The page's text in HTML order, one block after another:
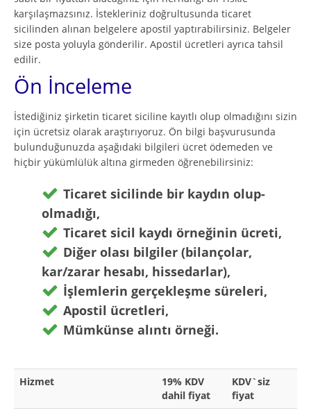
karşılaşmazsınız. İstekleriniz doğrultusunda ticaret
sicilinden alınan belgelere apostil yaptırabilirsiniz. Belgeler
size posta yoluyla gönderilir. Apostil ücretleri ayrıca tahsil
edilir.
Ön İnceleme
İstediğiniz şirketin ticaret siciline kayıtlı olup olmadığını sizin
için ücretsiz olarak araştırıyoruz. Ön bilgi başvurusunda
bulunduğunuzda aşağıdaki bilgileri ücret ödemeden ve
hiçbir yükümlülük altına girmeden öğrenebilirsiniz:
Ticaret sicilinde bir kaydın olup-
olmadığı,
Ticaret sicil kaydı örneğinin ücreti,
Diğer olası bilgiler (bilançolar,
kar/zarar hesabı, hissedarlar),
İşlemlerin gerçekleşme süreleri,
Apostil ücretleri,
Mümkünse alıntı örneği.
Hizmet
19% KDV
dahil fiyat
KDV`siz
fiyat